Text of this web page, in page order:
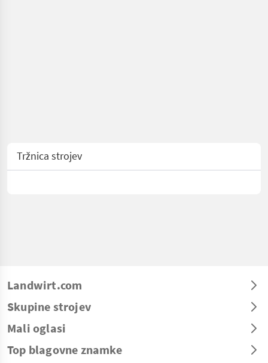
Tržnica strojev
Landwirt.com
Skupine strojev
Mali oglasi
Top blagovne znamke